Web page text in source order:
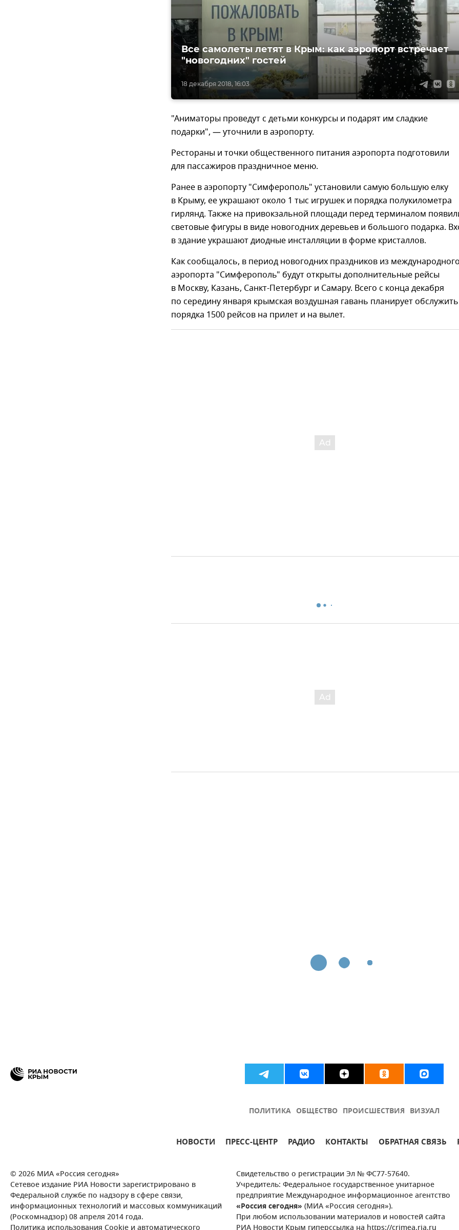
18 декабря 2018, 16:03
Все самолеты летят в Крым: как аэропорт встречает
"новогодних" гостей
"Аниматоры проведут с детьми конкурсы и подарят им сладкие
подарки", — уточнили в аэропорту.
Рестораны и точки общественного питания аэропорта подготовили
для пассажиров праздничное меню.
Ранее в аэропорту "Симферополь" установили самую большую елку
в Крыму, ее украшают около 1 тыс игрушек и порядка полукилометра
гирлянд. Также на привокзальной площади перед терминалом
световые фигуры в виде новогодних деревьев и большого подарка.
в здание украшают диодные инсталляции в форме кристаллов.
Как сообщалось, в период новогодних праздников из
аэропорта "Симферополь" будут открыты дополнительные рейсы
в Москву, Казань, Санкт-Петербург и Самару. Всего с конца декабря
по середину января крымская воздушная гавань планирует обслужить
порядка 1500 рейсов на прилет и на вылет.
ПОЛИТИКА ОБЩЕСТВО ПРОИСШЕСТВИЯ ВИЗУАЛ
НОВОСТИ ПРЕСС-ЦЕНТР РАДИО КОНТАКТЫ ОБРАТНАЯ СВЯЗЬ
© 2026 МИА «Россия сегодня»
Сетевое издание РИА Новости зарегистрировано в
Федеральной службе по надзору в сфере связи,
информационных технологий и массовых коммуникаций
(Роскомнадзор) 08 апреля 2014 года.
Свидетельство о регистрации Эл № ФС77-57640.
Учредитель: Федеральное государственное унитарное
предприятие Международное информационное агентство
«Россия сегодня» (МИА «Россия сегодня»).
При любом использовании материалов и новостей сайта